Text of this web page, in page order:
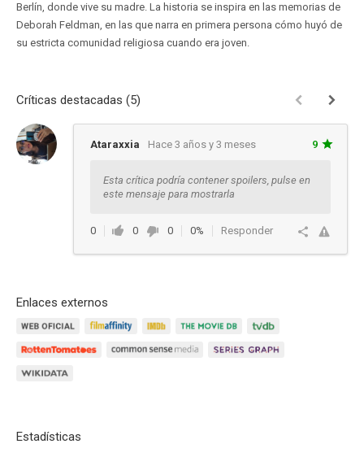
Berlín, donde vive su madre. La historia se inspira en las memorias de
Deborah Feldman, en las que narra en primera persona cómo huyó de
su estricta comunidad religiosa cuando era joven.
Críticas destacadas (5)
Ataraxxia Hace 3 años y 3 meses 9
Esta crítica podría contener spoilers, pulse en
este mensaje para mostrarla
0 0 0 0% Responder
Enlaces externos
Estadísticas